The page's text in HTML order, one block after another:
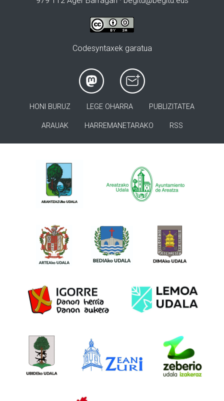
Codesyntaxek garatua
HONI BURUZ LEGE OHARRA PUBLIZITATEA
ARAUAK HARREMANETARAKO RSS